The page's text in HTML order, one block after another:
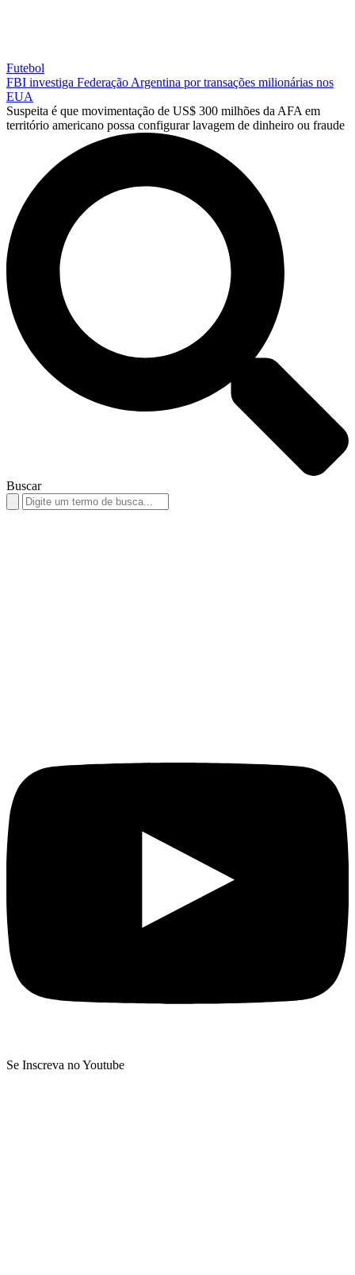
Futebol
FBI investiga Federação Argentina por transações milionárias nos
EUA
Suspeita é que movimentação de US$ 300 milhões da AFA em
território americano possa configurar lavagem de dinheiro ou fraude
Buscar
Search
for:
Se Inscreva no Youtube